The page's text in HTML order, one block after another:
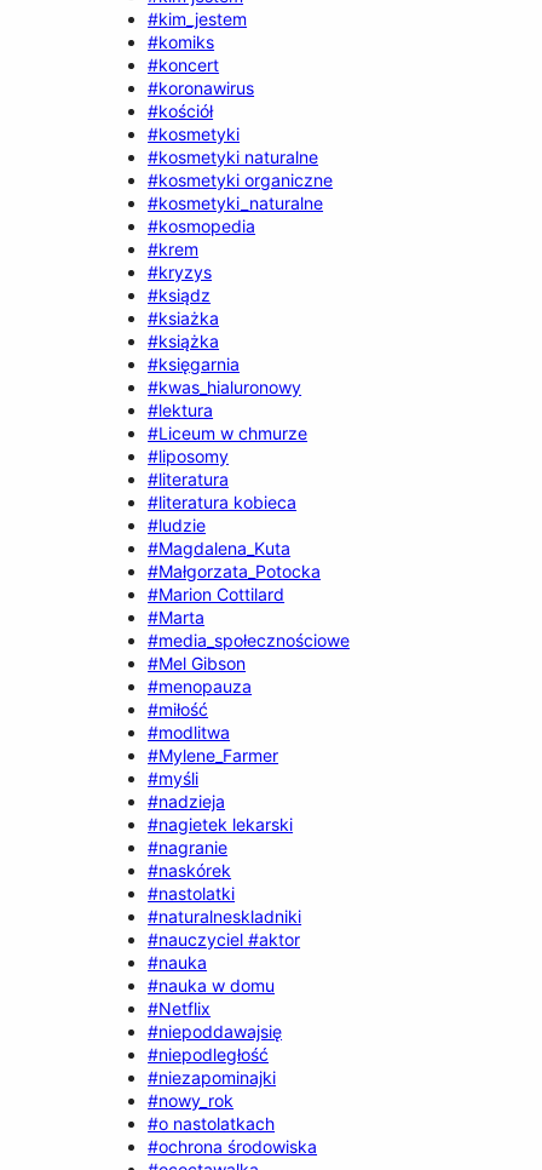
#kim_jestem
#komiks
#koncert
#koronawirus
#kościół
#kosmetyki
#kosmetyki naturalne
#kosmetyki organiczne
#kosmetyki_naturalne
#kosmopedia
#krem
#kryzys
#ksiądz
#ksiażka
#książka
#księgarnia
#kwas_hialuronowy
#lektura
#Liceum w chmurze
#liposomy
#literatura
#literatura kobieca
#ludzie
#Magdalena_Kuta
#Małgorzata_Potocka
#Marion Cottilard
#Marta
#media_społecznościowe
#Mel Gibson
#menopauza
#miłość
#modlitwa
#Mylene_Farmer
#myśli
#nadzieja
#nagietek lekarski
#nagranie
#naskórek
#nastolatki
#naturalneskladniki
#nauczyciel #aktor
#nauka
#nauka w domu
#Netflix
#niepoddawajsię
#niepodległość
#niezapominajki
#nowy_rok
#o nastolatkach
#ochrona środowiska